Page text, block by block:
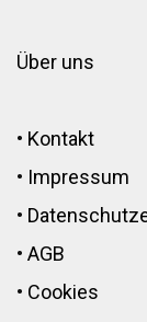
Über uns
• Kontakt
• Impressum
•
• AGB
• Cookies